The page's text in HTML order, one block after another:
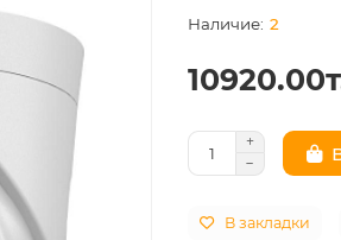
2
В закладки